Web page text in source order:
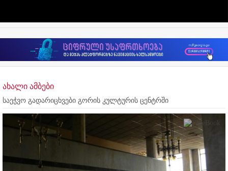
ახალი ამბები
საეჭვო გადარიცხვები გორის კულტურის ცენტრში